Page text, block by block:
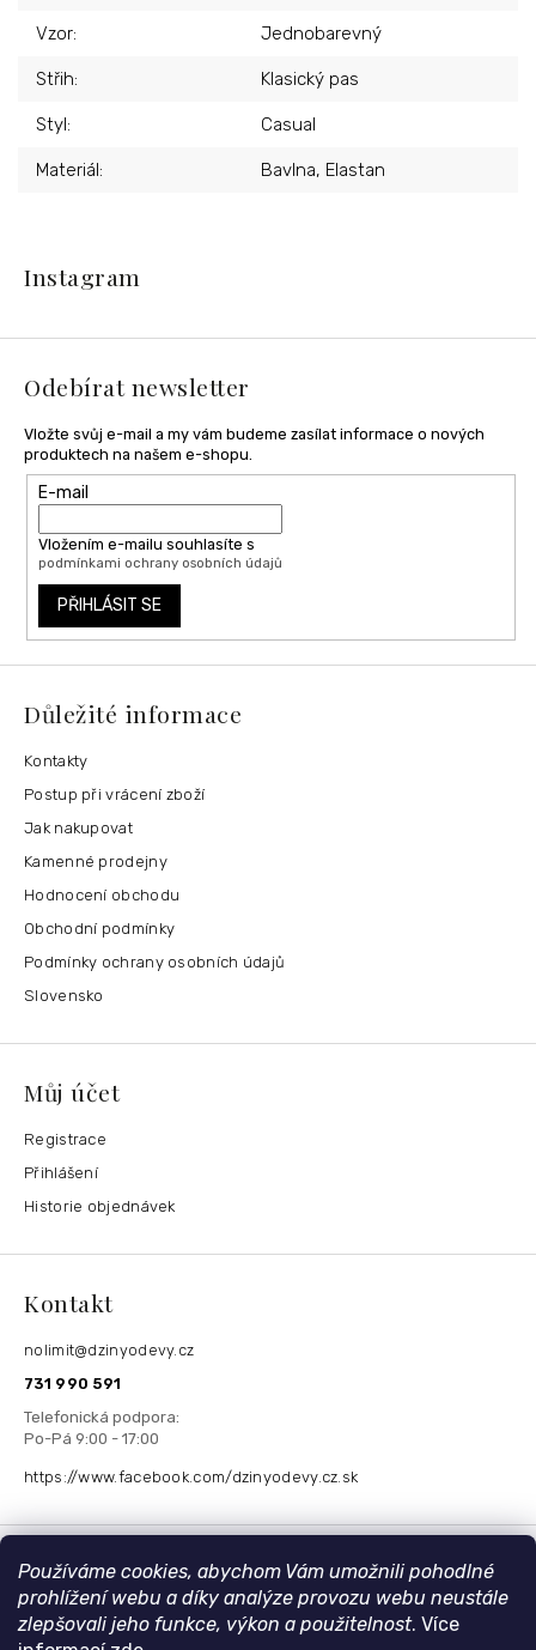
Používáme cookies, abychom Vám umožnili pohodlné
prohlížení webu a díky analýze provozu webu neustále
zlepšovali jeho funkce, výkon a použitelnost. Více
Vzor: Jednobarevný
Střih: Klasický pas
Styl: Casual
Materiál: Bavlna, Elastan
t
Instagram
Odebírat newsletter
Vložte svůj e-mail a my vám budeme zasílat informace o nových
produktech na našem e-shopu.
E-mail
Vložením e-mailu souhlasíte s
podmínkami ochrany osobních údajů
PŘIHLÁSIT SE
Důležité informace
Kontakty
Postup při vrácení zboží
Jak nakupovat
Kamenné prodejny
Hodnocení obchodu
Obchodní podmínky
Podmínky ochrany osobních údajů
Slovensko
Můj účet
Registrace
Přihlášení
Historie objednávek
Kontakt
nolimit@dzinyodevy.cz
731 990 591
https://www.facebook.com/dzinyodevy.cz.sk
Přijímáme online platby